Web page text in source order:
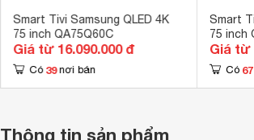
Smart Tivi Samsung QLED 4K
75 inch QA75Q60C
Giá từ 16.090.000 đ
Có 39 nơi bán
Smart
75 inch
Giá từ
Có 67
Thông tin sản phẩm